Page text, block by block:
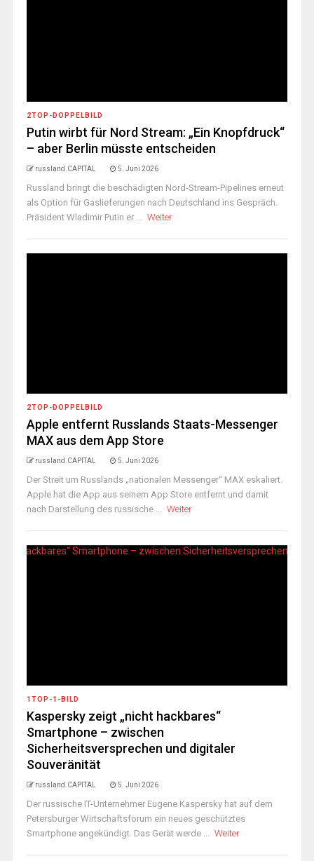
2TOP-DOPPELBILD
Putin wirbt für Nord Stream: „Ein Knopfdruck“
– aber Berlin müsste entscheiden
russland.CAPITAL 5. Juni 2026
Russland bringt die beschädigten Nord-Stream-Pipelines erneut
als Option für Gaslieferungen nach Deutschland ins Gespräch.
Präsident Wladimir Putin er ... Weiter
2TOP-DOPPELBILD
Apple entfernt Russlands Staats-Messenger
MAX aus dem App Store
russland.CAPITAL 5. Juni 2026
Der Streit um Russlands „nationalen Messenger“ MAX eskaliert.
Apple hat die App aus seinem App Store entfernt und damit
nach Darstellung des russische ... Weiter
1TOP-1-BILD
Kaspersky zeigt „nicht hackbares“
Smartphone – zwischen
Sicherheitsversprechen und digitaler
Souveränität
russland.CAPITAL 5. Juni 2026
Der russische IT-Unternehmer Eugene Kaspersky hat auf dem
Petersburger Wirtschaftsforum ein neues geschütztes
Smartphone angekündigt. Das Gerät werde ... Weiter